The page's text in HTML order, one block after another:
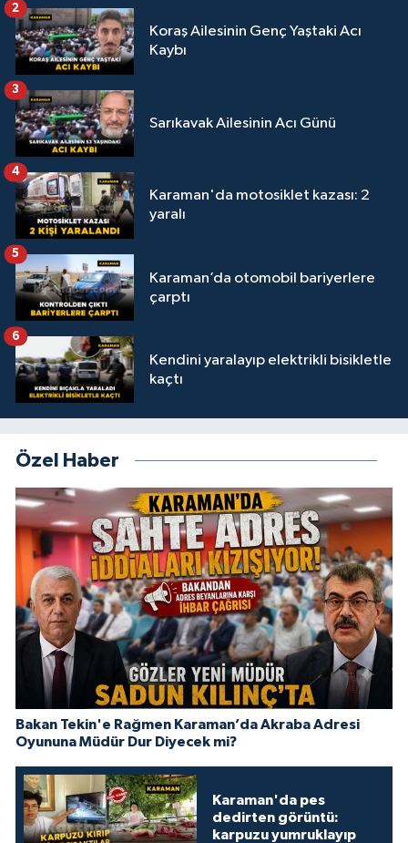
Koraş Ailesinin Genç Yaştaki Acı
Kaybı
2
Sarıkavak Ailesinin Acı Günü
3
Karaman'da motosiklet kazası: 2
yaralı
4
Karaman’da otomobil bariyerlere
çarptı
5
Kendini yaralayıp elektrikli bisikletle
kaçtı
6
Özel Haber
Bakan Tekin'e Rağmen Karaman’da Akraba Adresi
Oyununa Müdür Dur Diyecek mi?
Karaman'da pes
dedirten görüntü:
karpuzu yumruklayıp